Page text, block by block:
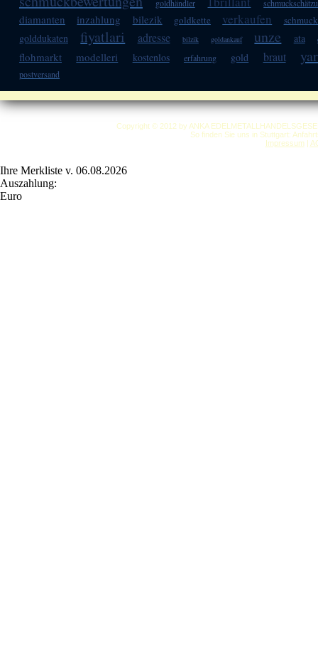
goldhändler
diamanten inzahlung bilezik goldkette verkaufen
golddukaten fiyatlari adresse bilzik goldankauf unze ata
flohmarkt modelleri kostenlos erfahrung gold braut
postversand
Copyright © 2012 by ANKA
So finden Sie uns in Stuttgart:
Impressum|
Ihre Merkliste v. 06.08.2026
Auszahlung:
Euro